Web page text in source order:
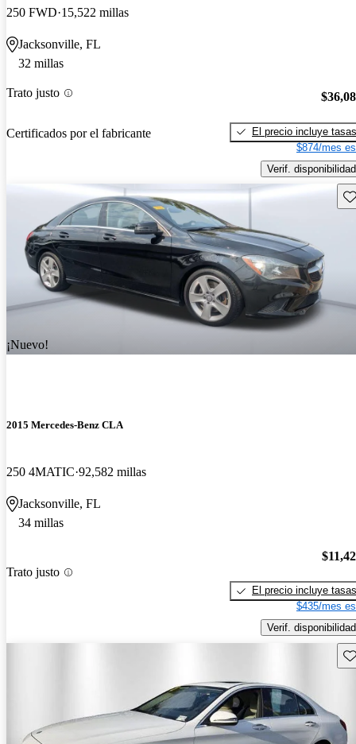
250 FWD 15,522 millas
Jacksonville, FL
32 millas
Trato justo
Certificados por el fabricante
El precio incluye tasas
$874/mes
Verif. disponibilidad
¡Nuevo!
2015 Mercedes-Benz CLA
250 4MATIC 92,582 millas
Jacksonville, FL
34 millas
Trato justo
El precio incluye tasas
$435/mes
Verif. disponibilidad